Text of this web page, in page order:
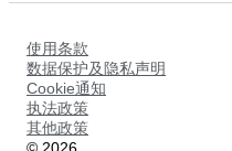
使用条款
数据保护及隐私声明
Cookie通知
执法政策
其他政策